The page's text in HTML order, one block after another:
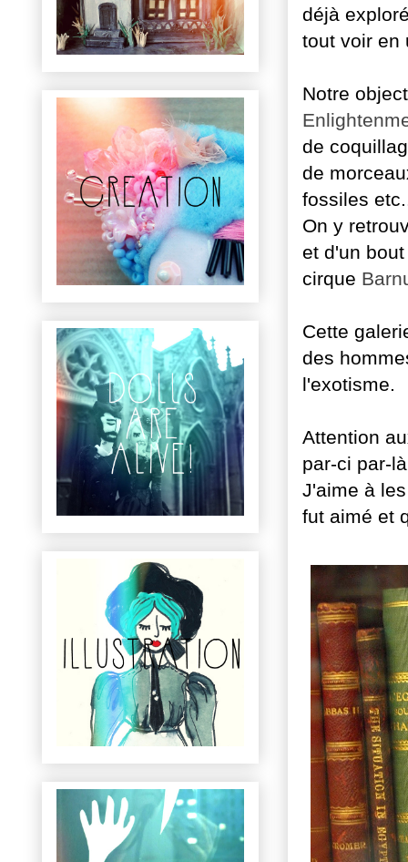
déjà
tout voir en
Notre
de
de
fossiles
On y
et d'un
cirque
Cette
des
l'exotisme.
Attention
par-ci par-
J'aime à
fut aimé et